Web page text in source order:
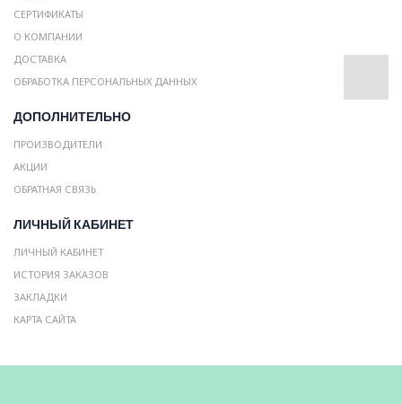
СЕРТИФИКАТЫ
О КОМПАНИИ
ДОСТАВКА
ОБРАБОТКА ПЕРСОНАЛЬНЫХ ДАННЫХ
ДОПОЛНИТЕЛЬНО
ПРОИЗВОДИТЕЛИ
АКЦИИ
ОБРАТНАЯ СВЯЗЬ
ЛИЧНЫЙ КАБИНЕТ
ЛИЧНЫЙ КАБИНЕТ
ИСТОРИЯ ЗАКАЗОВ
ЗАКЛАДКИ
КАРТА САЙТА